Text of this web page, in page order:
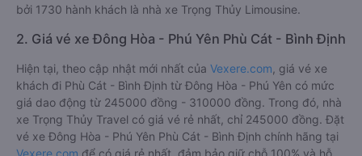
bởi 1730 hành khách là nhà xe Trọng Thủy Limousine.
2. Giá vé xe Đông Hòa - Phú Yên Phù Cát - Bình Định
Hiện tại, theo cập nhật mới nhất của Vexere.com , giá vé xe
khách đi Phù Cát - Bình Định từ Đông Hòa - Phú Yên có mức
giá dao động từ 245000 đồng - 310000 đồng. Trong đó, nhà
xe Trọng Thủy Travel có giá vé rẻ nhất, chỉ 245000 đồng. Đặt
vé xe Đông Hòa - Phú Yên Phù Cát - Bình Định chính hãng tại
Vexere.com để có giá rẻ nhất, đảm bảo giữ chỗ 100% và hỗ